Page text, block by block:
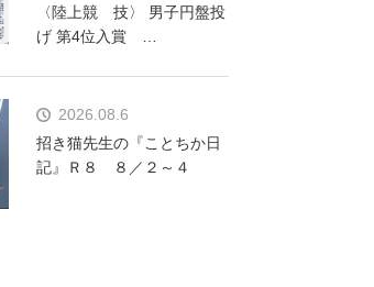
〈陸上競 技〉 男子円盤投
げ 第4位入賞 …
2026.08.6
招き猫先生の『ことちか日
記』Ｒ８ ８／２～４